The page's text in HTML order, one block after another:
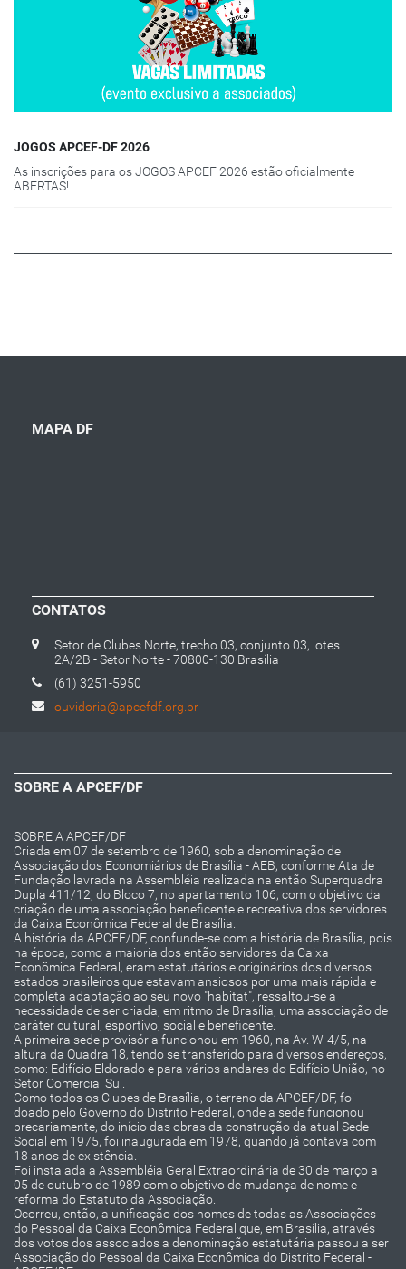
JOGOS APCEF-DF 2026
As inscrições para os JOGOS APCEF 2026 estão oficialmente
ABERTAS!
MAPA DF
CONTATOS
Setor de Clubes Norte, trecho 03, conjunto 03, lotes
2A/2B - Setor Norte - 70800-130 Brasília
(61) 3251-5950
ouvidoria@apcefdf.org.br
SOBRE A APCEF/DF
SOBRE A APCEF/DF
Criada em 07 de setembro de 1960, sob a denominação de
Associação dos Economiários de Brasília - AEB, conforme Ata de
Fundação lavrada na Assembléia realizada na então Superquadra
Dupla 411/12, do Bloco 7, no apartamento 106, com o objetivo da
criação de uma associação beneficente e recreativa dos servidores
da Caixa Econômica Federal de Brasília.
A história da APCEF/DF, confunde-se com a história de Brasília, pois
na época, como a maioria dos então servidores da Caixa
Econômica Federal, eram estatutários e originários dos diversos
estados brasileiros que estavam ansiosos por uma mais rápida e
completa adaptação ao seu novo "habitat", ressaltou-se a
necessidade de ser criada, em ritmo de Brasília, uma associação de
caráter cultural, esportivo, social e beneficente.
A primeira sede provisória funcionou em 1960, na Av. W-4/5, na
altura da Quadra 18, tendo se transferido para diversos endereços,
como: Edifício Eldorado e para vários andares do Edifício União, no
Setor Comercial Sul.
Como todos os Clubes de Brasília, o terreno da APCEF/DF, foi
doado pelo Governo do Distrito Federal, onde a sede funcionou
precariamente, do início das obras da construção da atual Sede
Social em 1975, foi inaugurada em 1978, quando já contava com
18 anos de existência.
Foi instalada a Assembléia Geral Extraordinária de 30 de março a
05 de outubro de 1989 com o objetivo de mudança de nome e
reforma do Estatuto da Associação.
Ocorreu, então, a unificação dos nomes de todas as Associações
do Pessoal da Caixa Econômica Federal que, em Brasília, através
dos votos dos associados a denominação estatutária passou a ser
Associação do Pessoal da Caixa Econômica do Distrito Federal -